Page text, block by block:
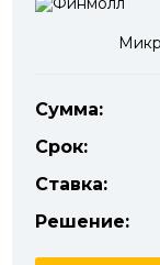
Сумма:
Срок:
Ставка:
Решение: